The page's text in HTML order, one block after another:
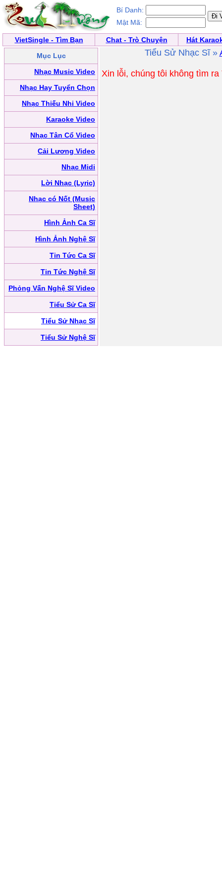
Bí Danh:
Mật Mã:
VietSingle - Tìm Bạn Chat - Trò Chuyện
Hát
Mục Lục
Nhạc Music Video
Nhạc Hay Tuyển Chọn
Nhạc Thiếu Nhi Video
Karaoke Video
Nhạc Tân Cổ Video
Cải Lương Video
Nhạc Midi
Lời Nhạc (Lyric)
Nhạc có Nốt (Music
Sheet)
Hình Ảnh Ca Sĩ
Hình Ảnh Nghệ Sĩ
Tin Tức Ca Sĩ
Tin Tức Nghệ Sĩ
Phỏng Vấn Nghệ Sĩ Video
Tiểu Sử Ca Sĩ
Tiểu Sử Nhạc Sĩ
Tiểu Sử Nghệ Sĩ
Tiểu Sử Nhạc Sĩ »
Xin lỗi, chúng tôi không tìm